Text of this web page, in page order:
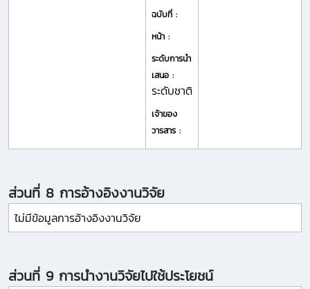
ฉบับที่ :
หน้า :
ระดับการนำ
เสนอ :
ระดับชาติ
เจ้าของ
วารสาร :
ส่วนที่ 8 การอ้างอิงงานวิจัย
ไม่มีข้อมูลการอ้างอิงงานวิจัย
ส่วนที่ 9 การนำงานวิจัยไปใช้ประโยชน์